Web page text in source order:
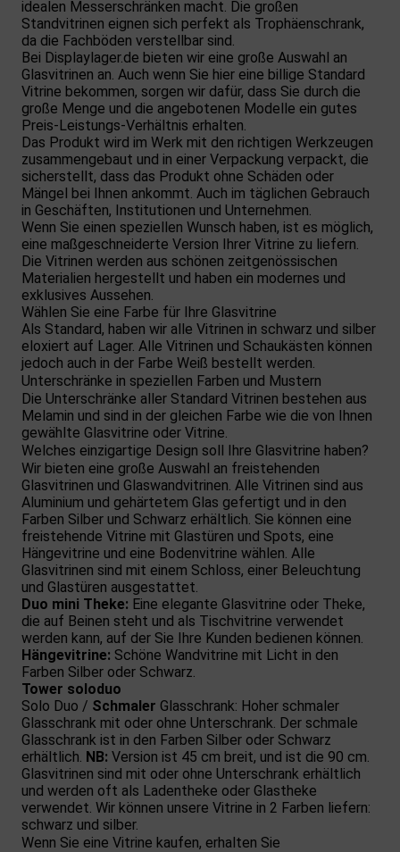
idealen Messerschränken macht. Die großen
Standvitrinen eignen sich perfekt als Trophäenschrank,
da die Fachböden verstellbar sind.
Bei Displaylager.de bieten wir eine große Auswahl an
Glasvitrinen an. Auch wenn Sie hier eine billige Standard
Vitrine bekommen, sorgen wir dafür, dass Sie durch die
große Menge und die angebotenen Modelle ein gutes
Preis-Leistungs-Verhältnis erhalten.
Das Produkt wird im Werk mit den richtigen Werkzeugen
zusammengebaut und in einer Verpackung verpackt, die
sicherstellt, dass das Produkt ohne Schäden oder
Mängel bei Ihnen ankommt. Auch im täglichen Gebrauch
in Geschäften, Institutionen und Unternehmen.
Wenn Sie einen speziellen Wunsch haben, ist es möglich,
eine maßgeschneiderte Version Ihrer Vitrine zu liefern.
Die Vitrinen werden aus schönen zeitgenössischen
Materialien hergestellt und haben ein modernes und
exklusives Aussehen.
Wählen Sie eine Farbe für Ihre Glasvitrine
Als Standard, haben wir alle Vitrinen in schwarz und silber
eloxiert auf Lager. Alle Vitrinen und Schaukästen können
jedoch auch in der Farbe Weiß bestellt werden.
Unterschränke in speziellen Farben und Mustern
Die Unterschränke aller Standard Vitrinen bestehen aus
Melamin und sind in der gleichen Farbe wie die von Ihnen
gewählte Glasvitrine oder Vitrine.
Welches einzigartige Design soll Ihre Glasvitrine haben?
Wir bieten eine große Auswahl an freistehenden
Glasvitrinen und Glaswandvitrinen. Alle Vitrinen sind aus
Aluminium und gehärtetem Glas gefertigt und in den
Farben Silber und Schwarz erhältlich. Sie können eine
freistehende Vitrine mit Glastüren und Spots, eine
Hängevitrine und eine Bodenvitrine wählen. Alle
Glasvitrinen sind mit einem Schloss, einer Beleuchtung
und Glastüren ausgestattet.
Duo mini Theke: Eine elegante Glasvitrine oder Theke,
die auf Beinen steht und als Tischvitrine verwendet
werden kann, auf der Sie Ihre Kunden bedienen können.
Hängevitrine: Schöne Wandvitrine mit Licht in den
Farben Silber oder Schwarz.
Tower soloduo
Solo Duo / Schmaler Glasschrank: Hoher schmaler
Glasschrank mit oder ohne Unterschrank. Der schmale
Glasschrank ist in den Farben Silber oder Schwarz
erhältlich. NB: Version ist 45 cm breit, und ist die 90 cm.
Glasvitrinen sind mit oder ohne Unterschrank erhältlich
und werden oft als Ladentheke oder Glastheke
verwendet. Wir können unsere Vitrine in 2 Farben liefern:
schwarz und silber.
Wenn Sie eine Vitrine kaufen, erhalten Sie